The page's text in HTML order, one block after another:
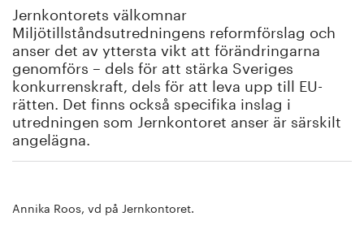
Energi/miljö
Vi tycker
Publicerat
Bildbank
Jernkontorets välkomnar
Miljötillståndsutredningens reformförslag och
anser det av yttersta vikt att förändringarna
genomförs – dels för att stärka Sveriges
konkurrenskraft, dels för att leva upp till EU-
rätten. Det finns också specifika inslag i
utredningen som Jernkontoret anser är särskilt
angelägna.
Annika Roos, vd på Jernkontoret.